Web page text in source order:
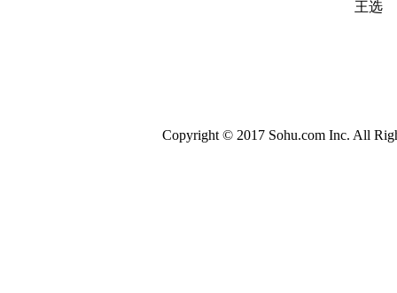
王选
Copyright © 2017 Sohu.com Inc. All